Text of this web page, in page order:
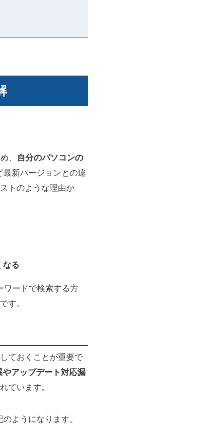
、
自分のパソコンの
最新バージョンとの違
トのような理由か
なる
ワードで検索する方
す。
ておくことが重要で
アップデート対応漏
ています。
ようになります。